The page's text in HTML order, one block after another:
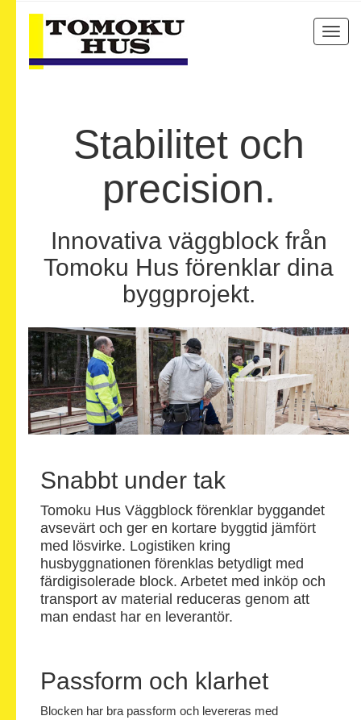
Stabilitet och
precision.
Innovativa väggblock från
Tomoku Hus förenklar dina
byggprojekt.
Snabbt under tak
Tomoku Hus Väggblock förenklar byggandet
avsevärt och ger en kortare byggtid jämfört
med lösvirke. Logistiken kring
husbyggnationen förenklas betydligt med
färdigisolerade block. Arbetet med inköp och
transport av material reduceras genom att
man endast har en leverantör.
Passform och klarhet
Blocken har bra passform och levereras med